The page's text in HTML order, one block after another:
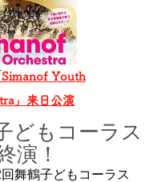
Youth
」来日公演
どもコーラス
演！
舞鶴子どもコーラス